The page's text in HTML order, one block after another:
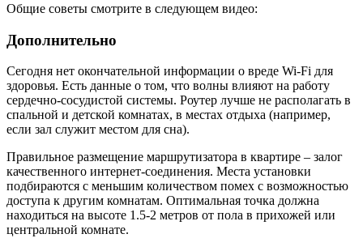
Общие советы смотрите в следующем видео:
Дополнительно
Сегодня нет окончательной информации о вреде Wi-Fi для
здоровья. Есть данные о том, что волны влияют на работу
сердечно-сосудистой системы. Роутер лучше не располагать в
спальной и детской комнатах, в местах отдыха (например,
если зал служит местом для сна).
Правильное размещение маршрутизатора в квартире – залог
качественного интернет-соединения. Места установки
подбираются с меньшим количеством помех с возможностью
доступа к другим комнатам. Оптимальная точка должна
находиться на высоте 1.5-2 метров от пола в прихожей или
центральной комнате.